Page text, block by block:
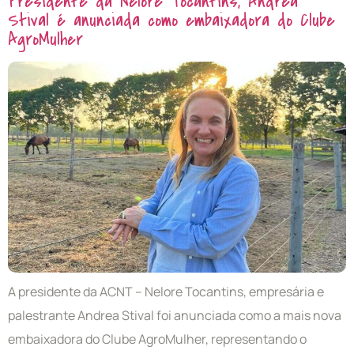
Stival é anunciada como embaixadora do Clube
AgroMulher
A presidente da ACNT – Nelore Tocantins, empresária e
palestrante Andrea Stival foi anunciada como a mais nova
embaixadora do Clube AgroMulher, representando o